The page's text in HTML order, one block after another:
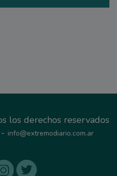
los derechos reservados
- info@extremodiario.com.ar